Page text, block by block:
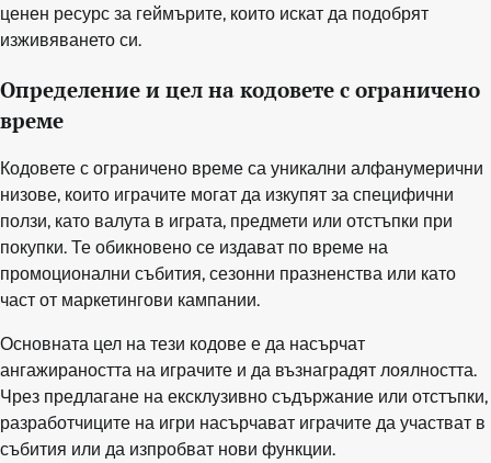
ценен ресурс за геймърите, които искат да подобрят
изживяването си.
Определение и цел на кодовете с ограничено
време
Кодовете с ограничено време са уникални алфанумерични
низове, които играчите могат да изкупят за специфични
ползи, като валута в играта, предмети или отстъпки при
покупки. Те обикновено се издават по време на
промоционални събития, сезонни празненства или като
част от маркетингови кампании.
Основната цел на тези кодове е да насърчат
ангажираността на играчите и да възнаградят лоялността.
Чрез предлагане на ексклузивно съдържание или отстъпки,
разработчиците на игри насърчават играчите да участват в
събития или да изпробват нови функции.